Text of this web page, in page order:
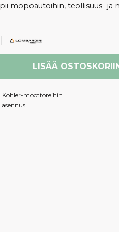
mopoautoihin, teollisuus- ja
LISÄÄ
Kohler-moottoreihin